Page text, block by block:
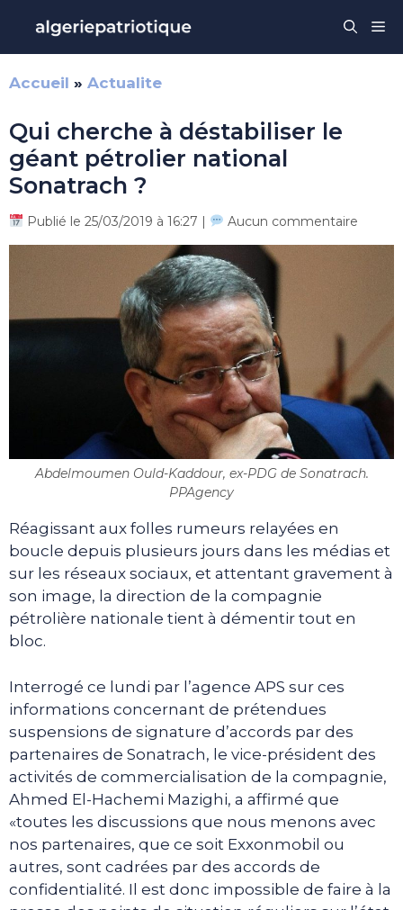
contenu
Accueil » Actualite
Qui cherche à déstabiliser le
géant pétrolier national
Sonatrach ?
Publié le 25/03/2019 à 16:27 | Aucun commentaire
Abdelmoumen Ould-Kaddour, ex-PDG de Sonatrach.
PPAgency
Réagissant aux folles rumeurs relayées en
boucle depuis plusieurs jours dans les médias et
sur les réseaux sociaux, et attentant gravement à
son image, la direction de la compagnie
pétrolière nationale tient à démentir tout en
bloc.
Interrogé ce lundi par l’agence APS sur ces
informations concernant de prétendues
suspensions de signature d’accords par des
partenaires de Sonatrach, le vice-président des
activités de commercialisation de la compagnie,
Ahmed El-Hachemi Mazighi, a affirmé que
«toutes les discussions que nous menons avec
nos partenaires, que ce soit Exxonmobil ou
autres, sont cadrées par des accords de
confidentialité. Il est donc impossible de faire à la